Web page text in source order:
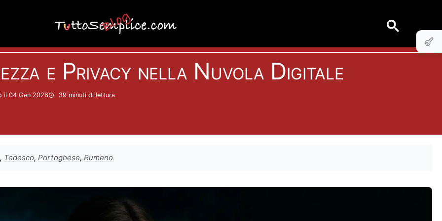
Informatica
e Privacy nella Nuvola Digitale
il 04 Gen 2026 39 minuti di lettura
, Tedesco, Portoghese, Rumeno